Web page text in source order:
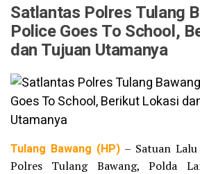
Satlantas Polres Tulang
Police Goes To School,
dan Tujuan Utamanya
Tulang Bawang (HP) – Satuan
Polres Tulang Bawang, Polda